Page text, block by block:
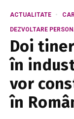
ACTUALITATE
DEZVOLTARE
Doi
în
vor
în